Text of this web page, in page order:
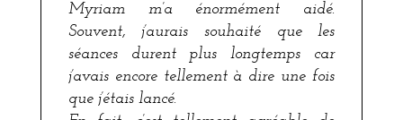
Myriam m’a énormément aidé.
Souvent, j’aurais souhaité que les
séances durent plus longtemps car
j’avais encore tellement à dire une fois
que j’étais lancé.